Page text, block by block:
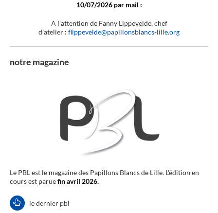
10/07/2026 par mail :
A l'attention de Fanny Lippevelde, chef
d’atelier : flippevelde@papillonsblancs-lille.org
notre magazine
Le PBL est le magazine des Papillons Blancs de Lille. L'édition en
cours est paruefin avril 2026.
le dernier pbl